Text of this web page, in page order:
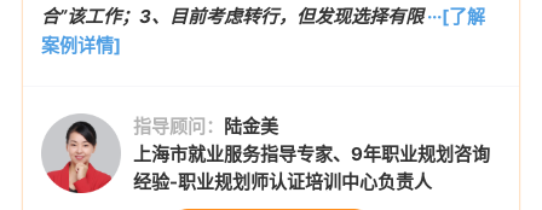
合”该工作；3、目前考虑转行，但发现选择有限 ···[了解
案例详情]
指导顾问： 陆金美
上海市就业服务指导专家、9年职业规划咨询
经验-职业规划师认证培训中心负责人